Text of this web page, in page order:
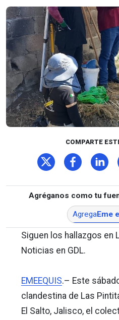
COMPARTE
Agréganos como tu
AgregaEme
Siguen los hallazgos en
Noticias en GDL.
EMEEQUIS.– Este
clandestina de Las
El Salto, Jalisco, el